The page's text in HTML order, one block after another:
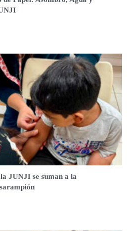
JUNJI se suman a la